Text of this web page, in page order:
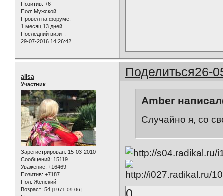
Позитив: +6
Пол: Мужской
Провел на форуме:
1 месяц 13 дней
Последний визит:
29-07-2016 14:26:42
Поделиться26-
alisa
Участник
Зарегистрирован: 15-03-2010
Сообщений: 15119
Уважение: +16469
Позитив: +7187
Пол: Женский
Возраст: 54 [1971-09-06]
Amber
Случайно я, со
0